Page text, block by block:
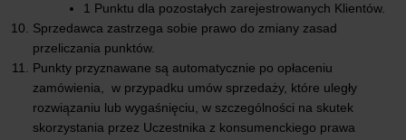
1 Punktu dla pozostałych zarejestrowanych Klientów.
Sprzedawca zastrzega sobie prawo do zmiany zasad
przeliczania punktów.
Punkty przyznawane są automatycznie po opłaceniu
zamówienia, w przypadku umów sprzedaży, które uległy
rozwiązaniu lub wygaśnięciu, w szczególności na skutek
skorzystania przez Uczestnika z konsumenckiego prawa